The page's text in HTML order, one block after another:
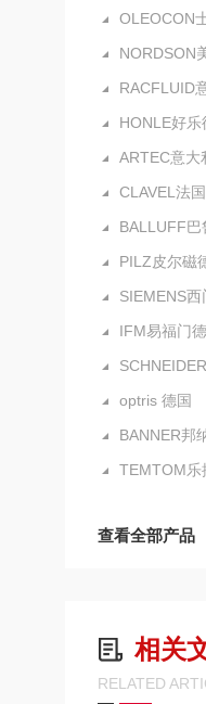
OLEOCON
NORDSON
RACFLUID
HONLE好乐
ARTEC意大
CLAVEL法国
BALLUFF巴
PILZ皮尔磁
SIEMENS西
IFM易福门
optris 德国
BANNER邦
TEMTOM乐
查看全部产品
相关
RELATED